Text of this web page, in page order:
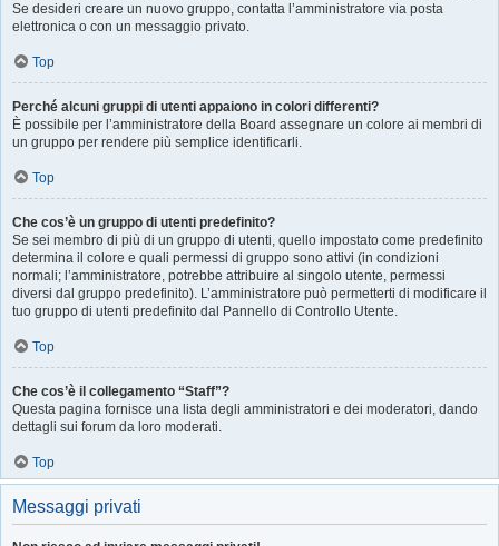
Se desideri creare un nuovo gruppo, contatta l’amministratore via posta
elettronica o con un messaggio privato.
Top
Perché alcuni gruppi di utenti appaiono in colori differenti?
È possibile per l’amministratore della Board assegnare un colore ai membri di
un gruppo per rendere più semplice identificarli.
Top
Che cos’è un gruppo di utenti predefinito?
Se sei membro di più di un gruppo di utenti, quello impostato come predefinito
determina il colore e quali permessi di gruppo sono attivi (in condizioni
normali; l’amministratore, potrebbe attribuire al singolo utente, permessi
diversi dal gruppo predefinito). L’amministratore può permetterti di modificare il
tuo gruppo di utenti predefinito dal Pannello di Controllo Utente.
Top
Che cos’è il collegamento “Staff”?
Questa pagina fornisce una lista degli amministratori e dei moderatori, dando
dettagli sui forum da loro moderati.
Top
Messaggi privati